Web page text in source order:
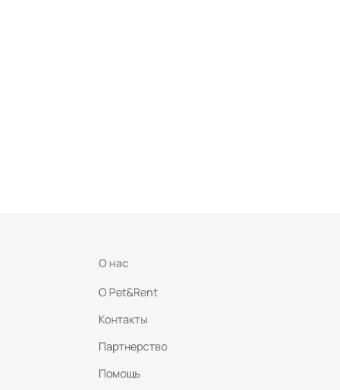
О нас
O Pet&Rent
Контакты
Партнерство
Помощь